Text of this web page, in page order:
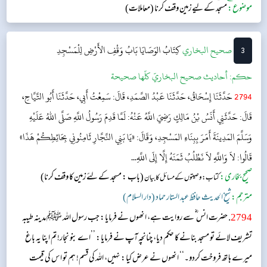
موضوع:مسجد کے لیے زمین وقف کرنا (معاملات)
3 ‌‌صحيح البخاريكِتَابُ الوَصَايَابَابُ وَقْفِ الأَرْضِ لِلْمَسْجِدِ
حکم:أحاديث صحيح البخاريّ كلّها صحيحة
2794حَدَّثَنَا إِسْحَاقُ، حَدَّثَنَا عَبْدُ الصَّمَدِ، قَالَ: سَمِعْتُ أَبِي، حَدَّثَنَا أَبُو التَّيَّاحِ،
قَالَ: حَدَّثَنِي أَنَسُ بْنُ مَالِكٍ رَضِيَ اللَّهُ عَنْهُ: لَمَّا قَدِمَ رَسُولُ اللَّهِ صَلَّى اللهُ عَلَيْهِ
وَسَلَّمَ المَدِينَةَ أَمَرَ بِبِنَاءِ المَسْجِدِ، وَقَالَ: «يَا بَنِي النَّجَّارِ ثَامِنُونِي بِحَائِطِكُمْ هَذَا»
قَالُوا: لاَ وَاللَّهِ لاَ نَطْلُبُ ثَمَنَهُ إِلَّا إِلَى اللَّهِ...
صحیح بخاری:کتاب: وصیتوں کے مسائل کا بیان(باب : مسجد کے لئے زمین کا وقف کرنا)
مترجم:شیخ الحدیث حافظ عبد الستار حماد (دار السلام)
2794. حضرت انس ؓ سے روایت ہے، انھوں نے فرمایا: جب رسول اللہ ﷺ مدینہ طیبہ
تشریف لائے تو مسجد بنانے کا حکم دیا، چنانچہ آپ نے فرمایا: ’’اے بنو نجار!تم اپنا یہ باغ
میرے ہاتھ فروخت کردو۔‘‘ انھوں نے عرض کیا: نہیں، اللہ کی قسم! ہم تو اس کی قیمت